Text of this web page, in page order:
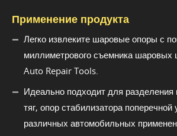
Применение продукта
Легко извлеките шаровые опоры с
миллиметрового съемника шаровых
Auto Repair Tools.
Идеально подходит для разделения
тяг, опор стабилизатора поперечной
различных автомобильных